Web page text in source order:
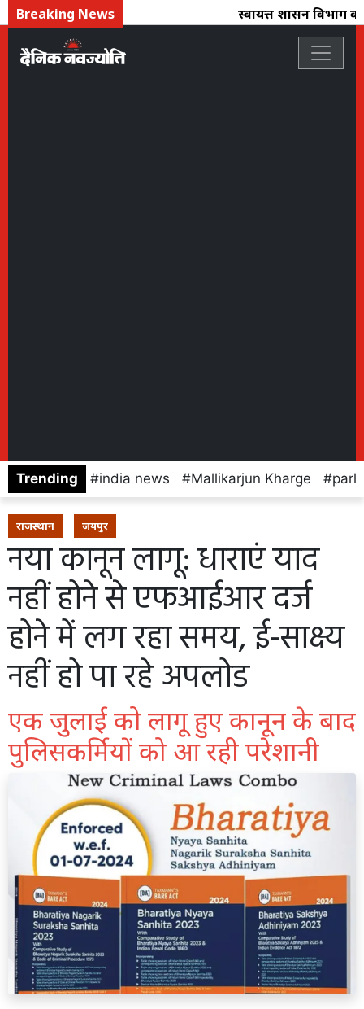
Breaking News स्वायत्त शासन विभाग
Trending india news Mallikarjun Kharge
राजस्थान जयपुर
नया कानून लागू: धाराएं याद
नहीं होने से एफआईआर दर्ज
होने में लग रहा समय, ई-साक्ष्य
नहीं हो पा रहे अपलोड
एक जुलाई को लागू हुए कानून के बाद
पुलिसकर्मियों को आ रही परेशानी